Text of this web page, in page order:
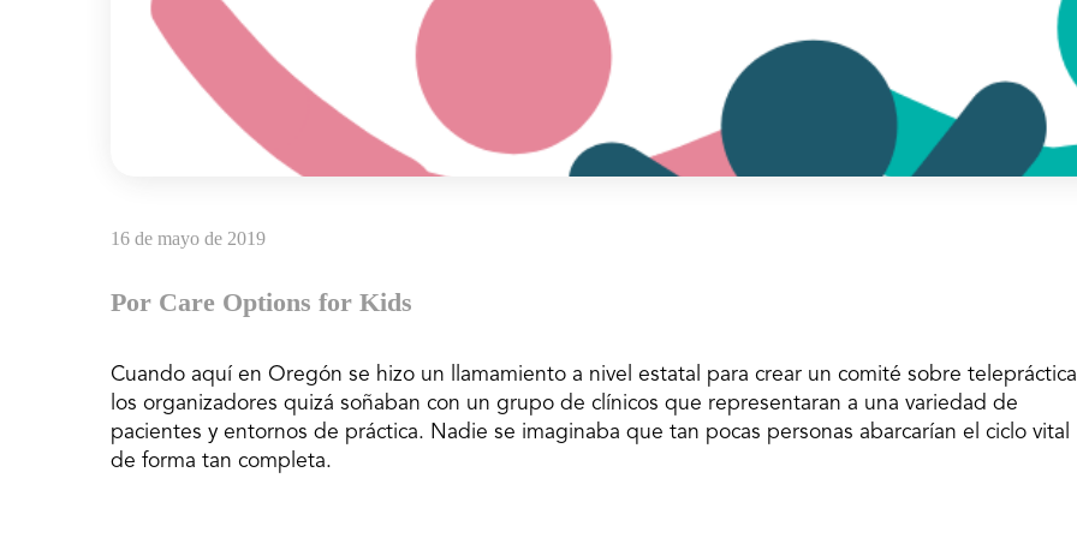
16 de mayo de 2019
Por Care Options for Kids
Cuando aquí en Oregón se hizo un llamamiento a nivel estatal para crear un comité sobre
los organizadores quizá soñaban con un grupo de clínicos que representaran a una variedad de
pacientes y entornos de práctica. Nadie se imaginaba que tan pocas personas abarcarían el ciclo vital
de forma tan completa.